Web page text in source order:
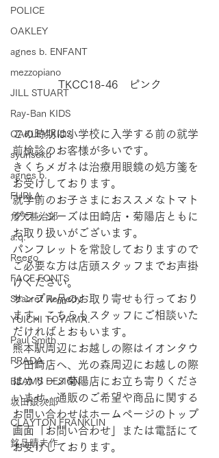
POLICE
OAKLEY
agnes b. ENFANT
mezzopiano
JILL STUART
Ray-Ban KIDS
OAKLEY KIDS
syunsoku
agnes b.
FURLA
角矢甚治郎
a.q.
Reego
FACE FONTS
Seacret Remedy
YUICHI TOYAMA.
Paul Smith
PRADA
BEAMS DESIGN
坂田銀次郎
CLAYTON FRANKLIN
銘品晴夫作
TKCC18-46　ピンク
この時期は小学校に入学する前の就学
前検診のお客様が多いです。
きくちメガネは治療用眼鏡の処方箋を
お受けしております。
就学前のお子さまにおススメなトマト
グラッシーズは田崎店・菊陽店ともに
お取り扱いがございます。
パンフレットを常設しておりますので
ご必要な方は店頭スタッフまでお声掛
けください。
サンプル品のお取り寄せも行っており
ます。こちらもスタッフにご相談いた
だければとおもいます。
熊本駅周辺にお越しの際はイオンタウ
ン田崎店へ、光の森周辺にお越しの際
はカリーノ菊陽店にお立ち寄りくださ
いませ。通販のご希望や商品に関する
お問い合わせはホームページのトップ
画面「お問い合わせ」または電話にて
お受けしております。